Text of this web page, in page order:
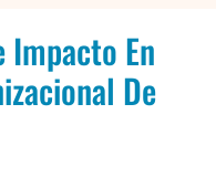
Impacto En
De